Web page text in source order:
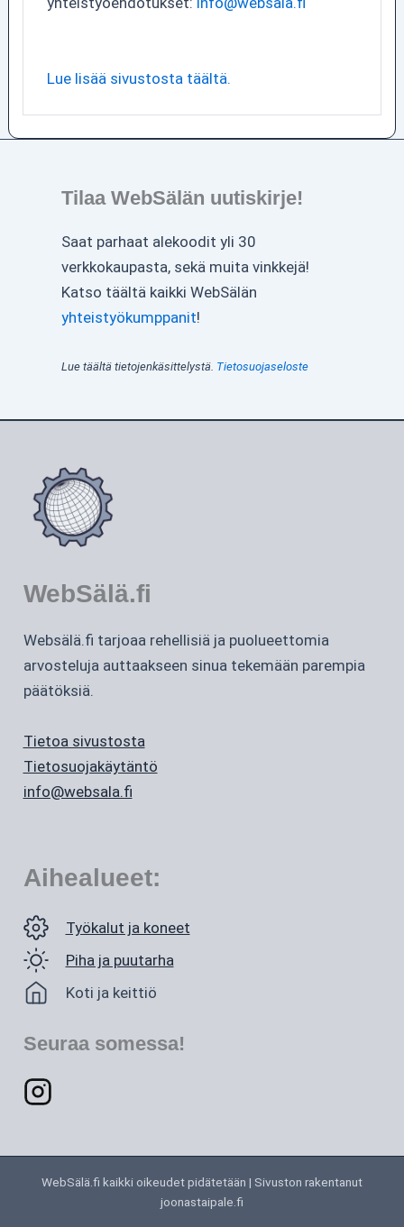
Lue lisää sivustosta täältä.
Tilaa WebSälän uutiskirje!
Saat parhaat alekoodit yli 30
verkkokaupasta, sekä muita vinkkejä!
Katso täältä kaikki WebSälän
yhteistyökumppanit!
Lue täältä tietojenkäsittelystä. Tietosuojaseloste
WebSälä.fi
Websälä.fi tarjoaa rehellisiä ja puolueettomia
arvosteluja auttaakseen sinua tekemään parempia
päätöksiä.
Tietoa sivustosta
Tietosuojakäytäntö
info@websala.fi
Aihealueet:
Työkalut ja koneet
Piha ja puutarha
Koti ja keittiö
Seuraa somessa!
WebSälä.fi kaikki oikeudet pidätetään | Sivuston rakentanut
joonastaipale.fi